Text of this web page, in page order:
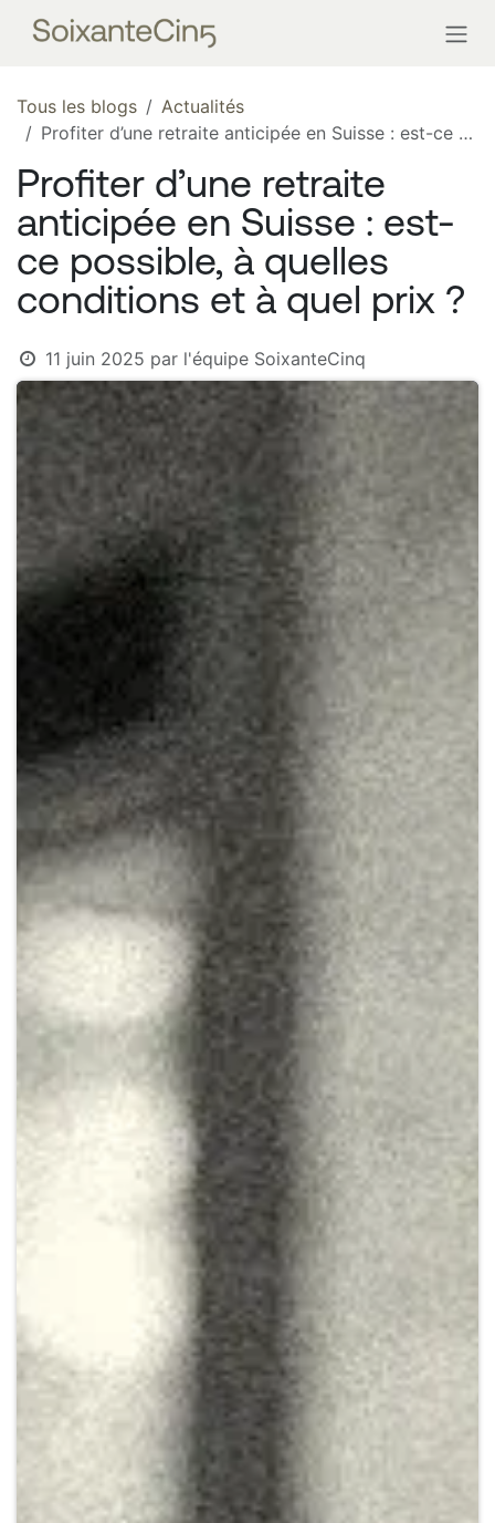
Tous les blogs
Actualités
Profiter d’une retraite anticipée en Suisse : est-ce possible, à quelles conditions et à quel prix ?
Profiter d’une retraite
anticipée en Suisse : est-
ce possible, à quelles
conditions et à quel prix ?
11 juin 2025 par l'équipe SoixanteCinq